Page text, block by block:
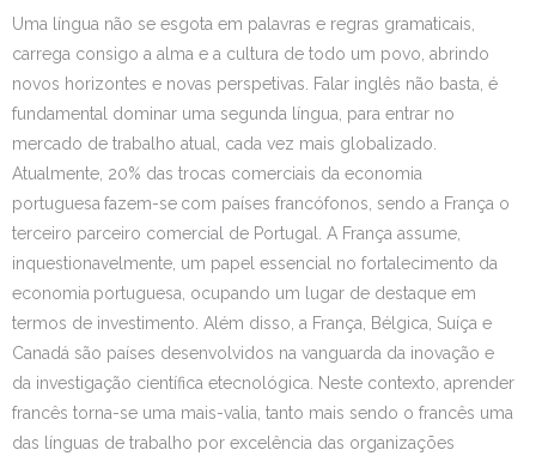
Uma língua não se esgota em palavras e regras gramaticais,
carrega consigo a alma e a cultura de todo um povo, abrindo
novos horizontes e novas perspetivas. Falar inglês não basta, é
fundamental dominar uma segunda língua, para entrar no
mercado de trabalho atual, cada vez mais globalizado.
Atualmente, 20% das trocas comerciais da economia
portuguesafazem-se com países francófonos, sendo a França o
terceiro parceiro comercial de Portugal. A França assume,
inquestionavelmente, um papel essencial no fortalecimento da
economia portuguesa, ocupando um lugar de destaque em
termos de investimento. Além disso, a França, Bélgica, Suíça e
Canadá são países desenvolvidos na vanguarda da inovação e
da investigação científica etecnológica. Neste contexto, aprender
francês torna-se uma mais-valia, tanto mais sendo o francês uma
das línguas de trabalho por excelência das organizações